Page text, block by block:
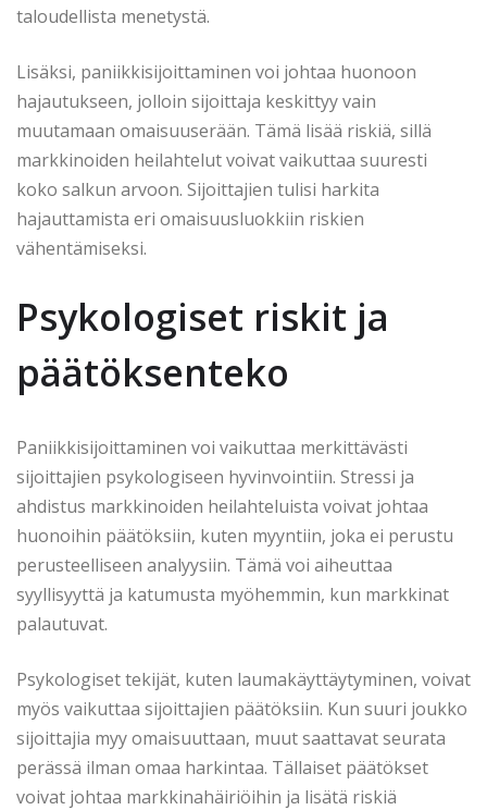
taloudellista menetystä.
Lisäksi, paniikkisijoittaminen voi johtaa huonoon
hajautukseen, jolloin sijoittaja keskittyy vain
muutamaan omaisuuserään. Tämä lisää riskiä, sillä
markkinoiden heilahtelut voivat vaikuttaa suuresti
koko salkun arvoon. Sijoittajien tulisi harkita
hajauttamista eri omaisuusluokkiin riskien
vähentämiseksi.
Psykologiset riskit ja
päätöksenteko
Paniikkisijoittaminen voi vaikuttaa merkittävästi
sijoittajien psykologiseen hyvinvointiin. Stressi ja
ahdistus markkinoiden heilahteluista voivat johtaa
huonoihin päätöksiin, kuten myyntiin, joka ei perustu
perusteelliseen analyysiin. Tämä voi aiheuttaa
syyllisyyttä ja katumusta myöhemmin, kun markkinat
palautuvat.
Psykologiset tekijät, kuten laumakäyttäytyminen, voivat
myös vaikuttaa sijoittajien päätöksiin. Kun suuri joukko
sijoittajia myy omaisuuttaan, muut saattavat seurata
perässä ilman omaa harkintaa. Tällaiset päätökset
voivat johtaa markkinahäiriöihin ja lisätä riskiä